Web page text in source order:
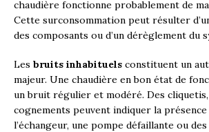
chaudière fonctionne probablement de
Cette surconsommation peut résulter
des composants ou d’un dérèglement du
Les bruits inhabituels constituent un
majeur. Une chaudière en bon état de
un bruit régulier et modéré. Des
cognements peuvent indiquer la présence
l’échangeur, une pompe défaillante ou